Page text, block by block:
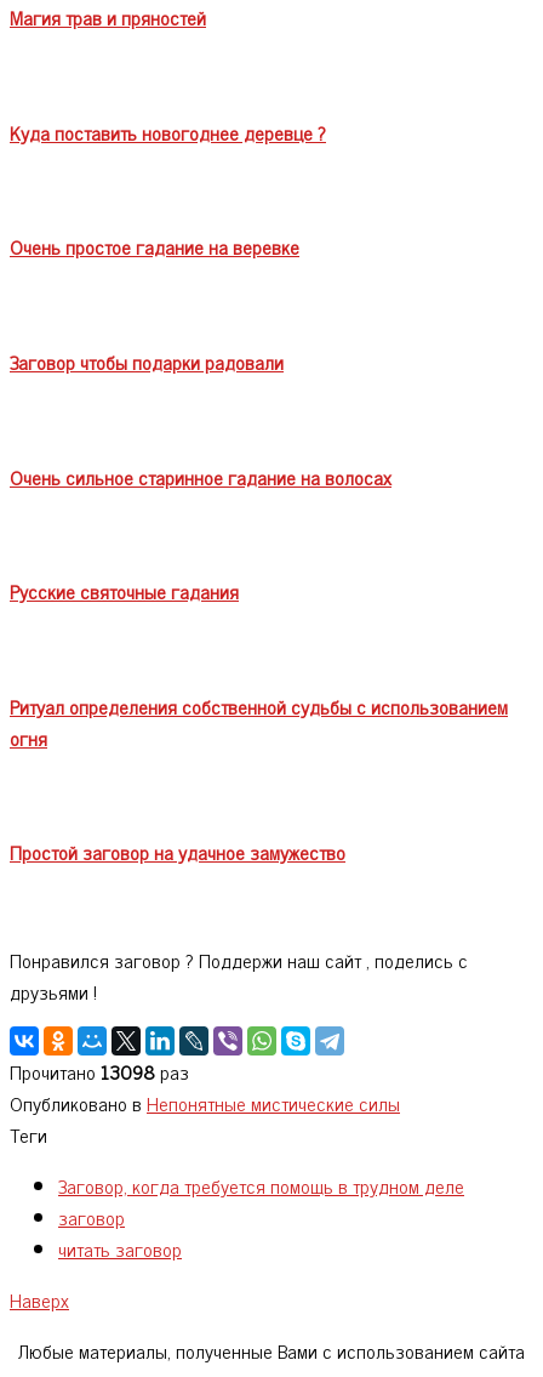
Магия трав и пряностей
Куда поставить новогоднее деревце ?
Очень простое гадание на веревке
Заговор чтобы подарки радовали
Очень сильное старинное гадание на волосах
Русские святочные гадания
Ритуал определения собственной судьбы с использованием
огня
Простой заговор на удачное замужество
Понравился заговор ? Поддержи наш сайт , поделись с
друзьями !
Прочитано13098раз
Опубликовано вНепонятные мистические силы
Теги
Заговор, когда требуется помощь в трудном деле
заговор
читать заговор
Наверх
Любые материалы, полученные Вами с использованием сайта